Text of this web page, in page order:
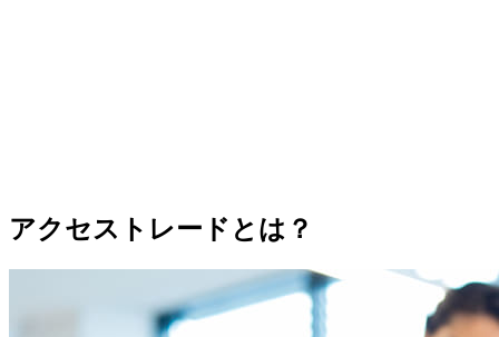
アクセストレードとは？